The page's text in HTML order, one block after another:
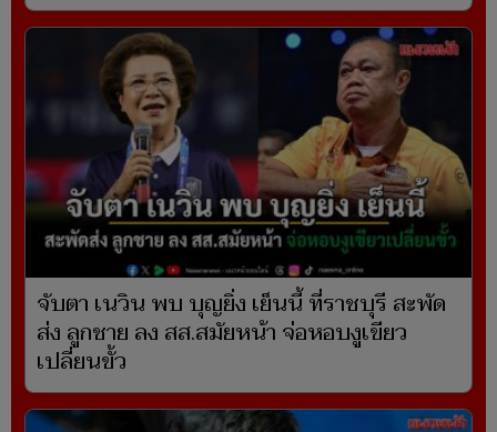
จับตา เนวิน พบ บุญยิ่ง เย็นนี้ ที่ราชบุรี สะพัด
ส่ง ลูกชาย ลง สส.สมัยหน้า จ่อหอบงูเขียว
เปลี่ยนขั้ว